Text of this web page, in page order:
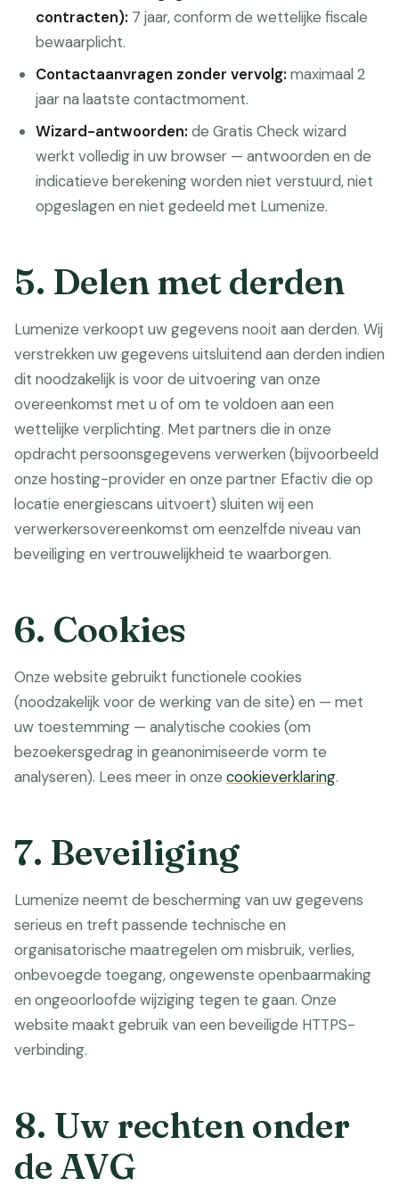
contracten): 7 jaar, conform de wettelijke fiscale
bewaarplicht.
Contactaanvragen zonder vervolg: maximaal 2
jaar na laatste contactmoment.
Wizard-antwoorden: de Gratis Check wizard
werkt volledig in uw browser — antwoorden en de
indicatieve berekening worden niet verstuurd, niet
opgeslagen en niet gedeeld met Lumenize.
5. Delen met derden
Lumenize verkoopt uw gegevens nooit aan derden. Wij
verstrekken uw gegevens uitsluitend aan derden indien
dit noodzakelijk is voor de uitvoering van onze
overeenkomst met u of om te voldoen aan een
wettelijke verplichting. Met partners die in onze
opdracht persoonsgegevens verwerken (bijvoorbeeld
onze hosting-provider en onze partner Efactiv die op
locatie energiescans uitvoert) sluiten wij een
verwerkersovereenkomst om eenzelfde niveau van
beveiliging en vertrouwelijkheid te waarborgen.
6. Cookies
Onze website gebruikt functionele cookies
(noodzakelijk voor de werking van de site) en — met
uw toestemming — analytische cookies (om
bezoekersgedrag in geanonimiseerde vorm te
analyseren). Lees meer in onze cookieverklaring.
7. Beveiliging
Lumenize neemt de bescherming van uw gegevens
serieus en treft passende technische en
organisatorische maatregelen om misbruik, verlies,
onbevoegde toegang, ongewenste openbaarmaking
en ongeoorloofde wijziging tegen te gaan. Onze
website maakt gebruik van een beveiligde HTTPS-
verbinding.
8. Uw rechten onder
de AVG